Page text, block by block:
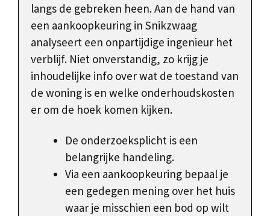
langs de gebreken heen. Aan de hand van
een aankoopkeuring in Snikzwaag
analyseert een onpartijdige ingenieur het
verblijf. Niet onverstandig, zo krijg je
inhoudelijke info over wat de toestand van
de woning is en welke onderhoudskosten
er om de hoek komen kijken.
De onderzoeksplicht is een
belangrijke handeling.
Via een aankoopkeuring bepaal je
een gedegen mening over het huis
waar je misschien een bod op wilt